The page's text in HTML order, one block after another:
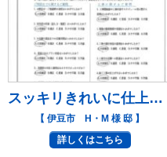
スッキリきれいに仕上がりました。
【 伊豆市 H・M 様 邸 】
詳しくはこちら